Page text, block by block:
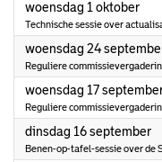
woensdag 1 oktober2025
Technische sessie over
woensdag 24
Reguliere
woensdag 17
Reguliere
dinsdag 16 september
Benen-op-tafel-sessie over de